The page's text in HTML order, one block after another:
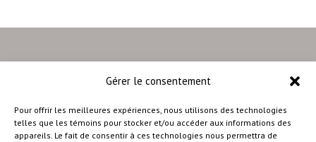
Gérer le consentement
Pour offrir les meilleures expériences, nous utilisons des technologies
telles que les témoins pour stocker et/ou accéder aux informations des
appareils. Le fait de consentir à ces technologies nous permettra de